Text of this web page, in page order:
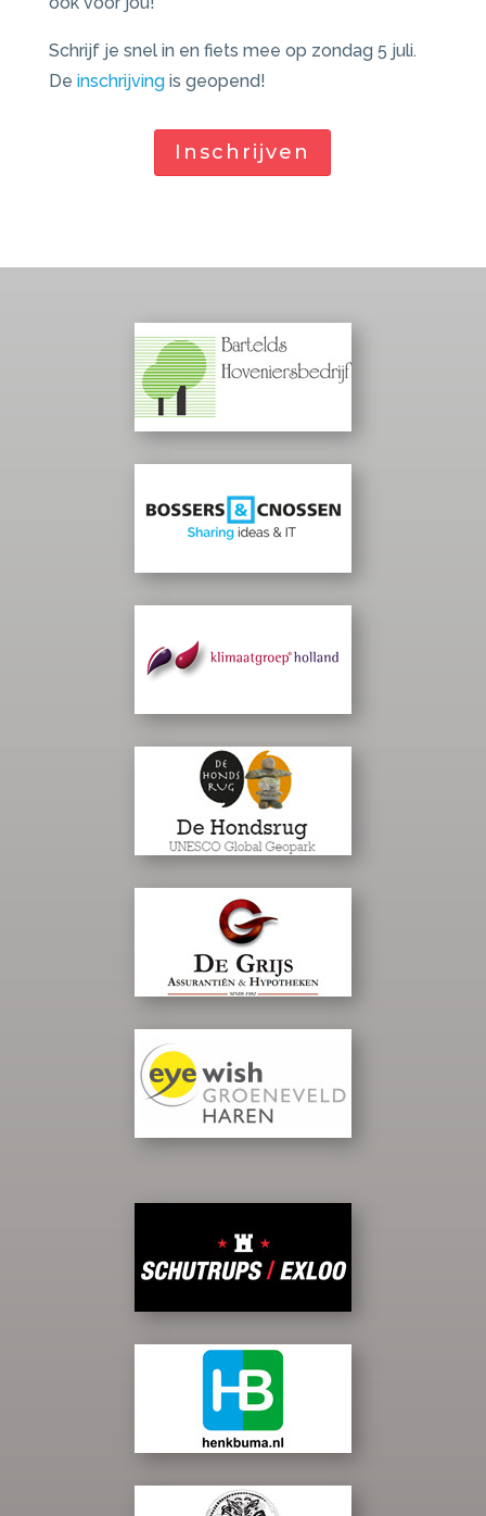
Schrijf je snel in en fiets mee op zondag 5 juli.
De inschrijvingis geopend!
Inschrijven